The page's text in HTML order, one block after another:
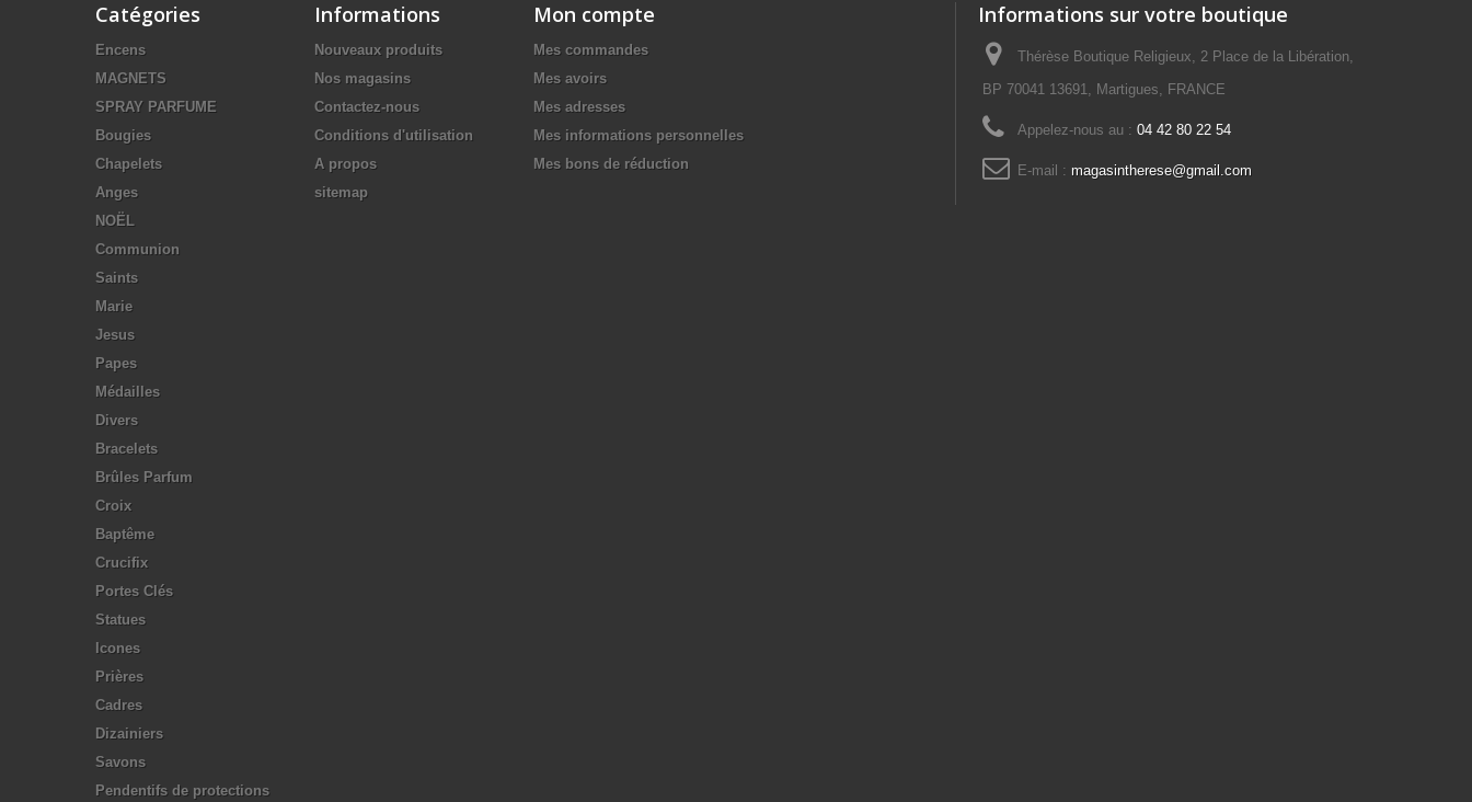
Catégories
Encens
MAGNETS
SPRAY PARFUME
Bougies
Chapelets
Anges
NOËL
Communion
Saints
Marie
Jesus
Papes
Médailles
Divers
Bracelets
Brûles Parfum
Croix
Baptême
Crucifix
Portes Clés
Statues
Icones
Prières
Cadres
Dizainiers
Savons
Pendentifs de protections
Informations
Nouveaux produits
Nos magasins
Contactez-nous
Conditions d'utilisation
A propos
sitemap
Mon compte
Mes commandes
Mes avoirs
Mes adresses
Mes informations personnelles
Mes bons de réduction
Informations sur votre boutique
Thérèse Boutique Religieux, 2 Place de la Libération,
BP 70041 13691, Martigues, FRANCE
Appelez-nous au : 04 42 80 22 54
E-mail : magasintherese@gmail.com